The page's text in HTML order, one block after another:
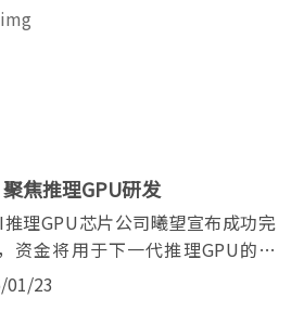
焦推理GPU研发
理GPU芯片公司曦望宣布成功完
资金将用于下一代推理GPU的研
态系统的共建。这一融资吸引了
01/23